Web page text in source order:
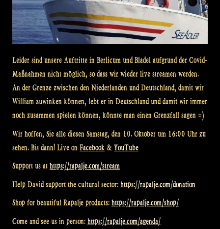
Leider sind unsere Auftritte in Berlicum und Bladel aufgrund der Covid-
Maßnahmen nicht möglich, so dass wir wieder live streamen werden.
An der Grenze zwischen den Niederlanden und Deutschland, damit wir
William zuwinken können, lebt er in Deutschland und damit wir immer
noch zusammen spielen können, könnte man einen Grenzfall sagen =)
Wir hoffen, Sie alle diesen Samstag, den 10. Oktober um 16:00 Uhr zu
sehen. Bis dann! Live on Facebook & YouTube
Support us at https://rapalje.com/stream
Help David support the cultural sector: https://rapalje.com/donation
Shop for beautiful Rapalje products: https://rapalje.com/shop/
Come and see us in person: https://rapalje.com/agenda/